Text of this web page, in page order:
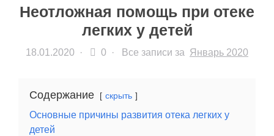
Неотложная помощь при отеке
легких у детей
18.01.2020 · 0 · Все записи за Январь 2020
Содержание скрыть
Основные причины развития отека легких у
детей